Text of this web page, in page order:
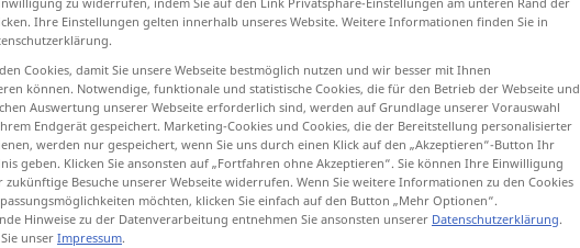
Ihre Einstellungen gelten innerhalb unseres Website. Weitere Informationen finden Sie in
Cookies, damit Sie unsere Webseite bestmöglich nutzen und wir besser mit Ihnen
können. Notwendige, funktionale und statistische Cookies, die für den Betrieb der Webseite und
Auswertung unserer Webseite erforderlich sind, werden auf Grundlage unserer Vorauswahl
Endgerät gespeichert. Marketing-Cookies und Cookies, die der Bereitstellung personalisierter
werden nur gespeichert, wenn Sie uns durch einen Klick auf den „Akzeptieren“-Button Ihr
geben. Klicken Sie ansonsten auf „Fortfahren ohne Akzeptieren“. Sie können Ihre Einwilligung
zukünftige Besuche unserer Webseite widerrufen. Wenn Sie weitere Informationen zu den Cookies
möchten, klicken Sie einfach auf den Button „Mehr Optionen“.
Hinweise zu der Datenverarbeitung entnehmen Sie ansonsten unserer Datenschutzerklärung.
unser Impressum.